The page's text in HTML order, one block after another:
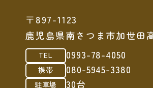
〒897-1123
鹿児島県南さつま市加世田
TEL 0993-78-4050
携帯 080-5945-3380
駐車場 30台